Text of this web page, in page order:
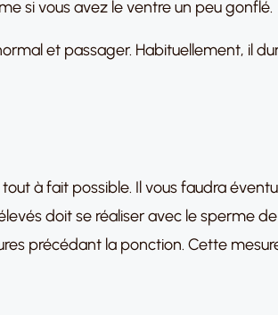
si vous avez le ventre un peu gonflé.
et passager. Habituellement, il
à fait possible. Il vous faudra
doit se réaliser avec le sperme
précédant la ponction. Cette